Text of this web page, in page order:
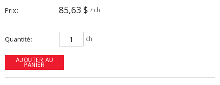
Prix 85,63 $ / ch
Quantité ch
AJOUTER AU
PANIER